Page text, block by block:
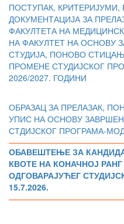
ПОСТУПАК,
ДОКУМЕНТАЦИЈА ЗА
ФАКУЛТЕТА НА
НА ФАКУЛТЕТ НА ОСНОВУ
СТУДИЈА, ПОНОВО
ПРОМЕНЕ СТУДИЈСКОГ
2026/2027. ГОДИНИ
ОБРАЗАЦ ЗА ПРЕЛАЗАК,
УПИС НА ОСНОВУ
СТДИЈСКОГ ПРОГРАМА-
ОБАВЕШТЕЊЕ ЗА
КВОТЕ НА КОНАЧНОЈ
ОДГОВАРАЈУЋЕГ
15.7.2026.